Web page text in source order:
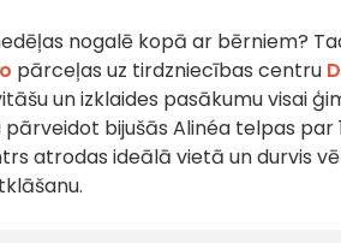
nogalē kopā ar bērniem?
pārceļas uz tirdzniecības centru
un izklaides pasākumu visai
bijušās Alinéa telpas par
atrodas ideālā vietā un durvis